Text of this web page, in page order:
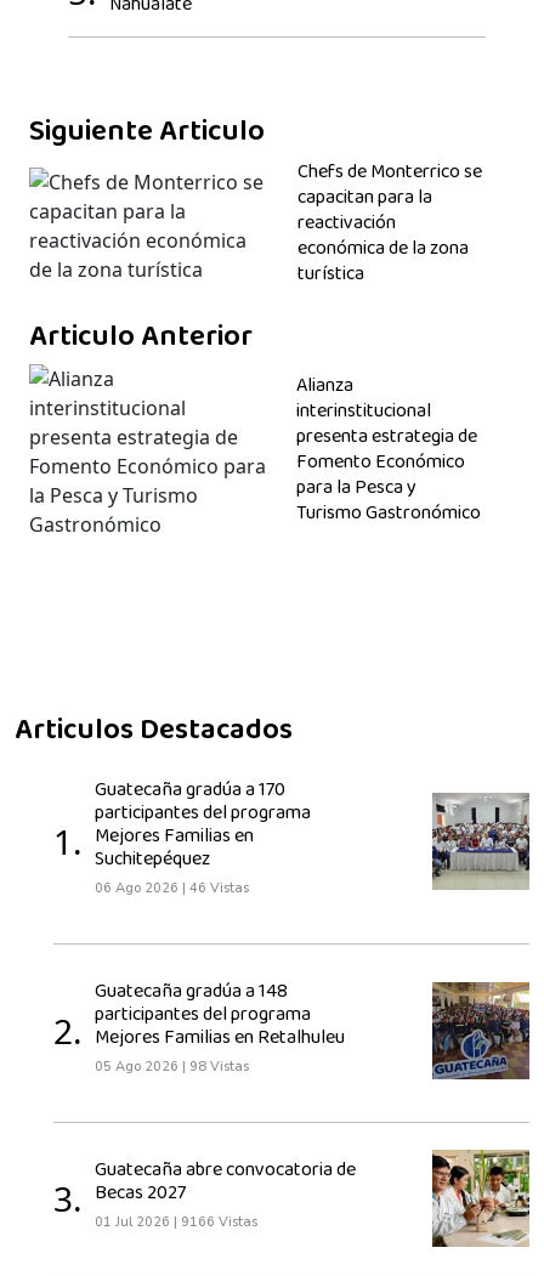
Siguiente Articulo
Chefs de Monterrico se
capacitan para la
reactivación
económica de la zona
turística
Articulo Anterior
Alianza
interinstitucional
presenta estrategia de
Fomento Económico
para la Pesca y
Turismo Gastronómico
Articulos Destacados
1.
Guatecaña gradúa a 170
participantes del programa
Mejores Familias en
Suchitepéquez
06 Ago 2026 | 46 Vistas
2.
Guatecaña gradúa a 148
participantes del programa
Mejores Familias en Retalhuleu
05 Ago 2026 | 98 Vistas
3.
Guatecaña abre convocatoria de
Becas 2027
01 Jul 2026 | 9166 Vistas